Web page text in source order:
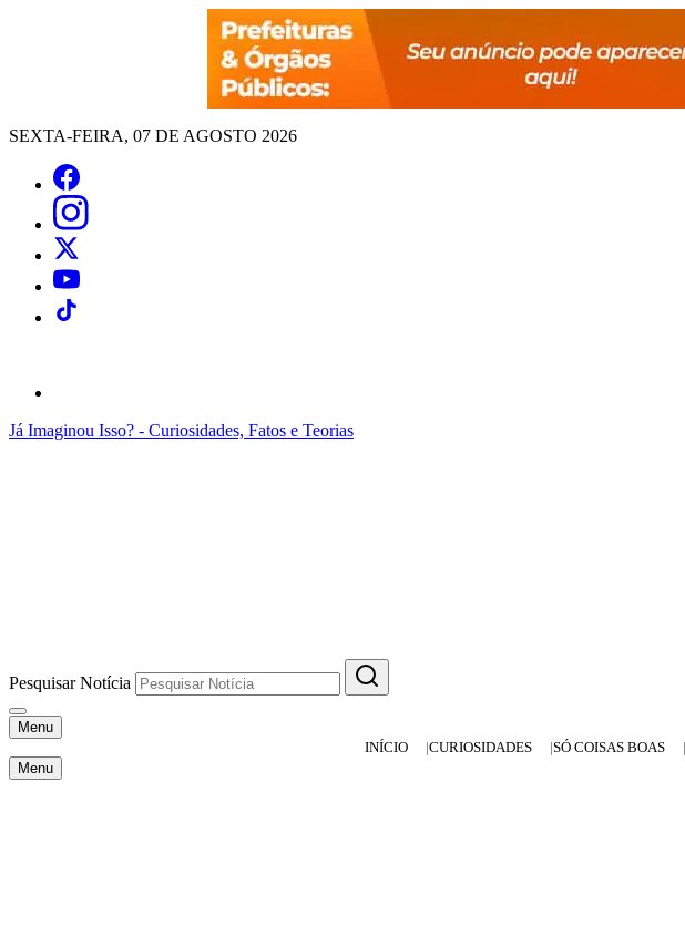
SEXTA-FEIRA, 07 DE AGOSTO 2026
Já Imaginou Isso? - Curiosidades, Fatos e Teorias
Pesquisar Notícia
Menu
INÍCIO
CURIOSIDADES SÓ COISAS BOAS
Menu